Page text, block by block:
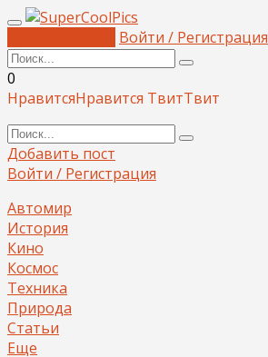
Войти / Регистрация
0
НравитсяНравится ТвитТвит
Добавить пост
Войти / Регистрация
Автомир
История
Кино
Космос
Техника
Природа
Статьи
Еще